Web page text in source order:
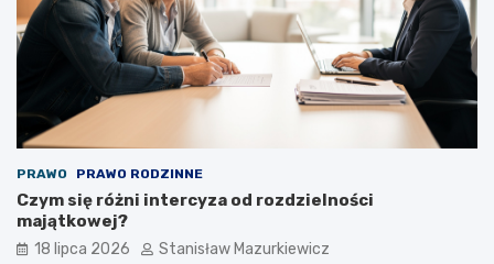
PRAWO PRAWO RODZINNE
Czym się różni intercyza od rozdzielności
majątkowej?
18 lipca 2026 Stanisław Mazurkiewicz